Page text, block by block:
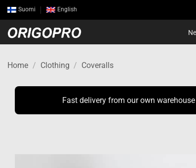
Skip
to
content
Suomi English
Home / Clothing / Coveralls
Fast delivery from our own